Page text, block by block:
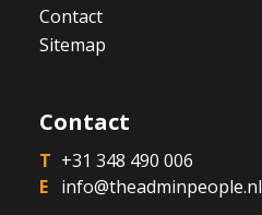
Contact
Sitemap
Contact
+31 348 490 006
info@theadminpeople.nl